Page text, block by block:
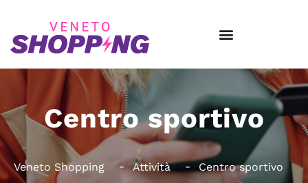
Centro sportivo
Veneto Shopping Attività Centro sportivo